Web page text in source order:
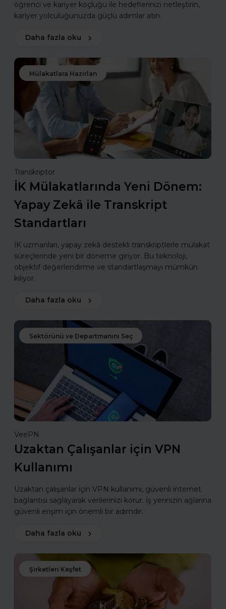
öğrenci ve kariyer koçluğu ile hedeflerinizi netleştirin,
kariyer yolculuğunuzda güçlü adımlar atın.
Daha fazla oku
Mülakatlara Hazırlan
Transkriptor
İK Mülakatlarında Yeni Dönem:
Yapay Zekâ ile Transkript
Standartları
İK uzmanları, yapay zekâ destekli transkriptlerle mülakat
süreçlerinde yeni bir döneme giriyor. Bu teknoloji,
objektif değerlendirme ve standartlaşmayı mümkün
kılıyor.
Daha fazla oku
Sektörünü ve Departmanını Seç
VeePN
Uzaktan Çalışanlar için VPN
Kullanımı
Uzaktan çalışanlar için VPN kullanımı, güvenli internet
bağlantısı sağlayarak verilerinizi korur. İş yerinizin ağlarına
güvenli erişim için önemli bir adımdır.
Daha fazla oku
Şirketleri Keşfet